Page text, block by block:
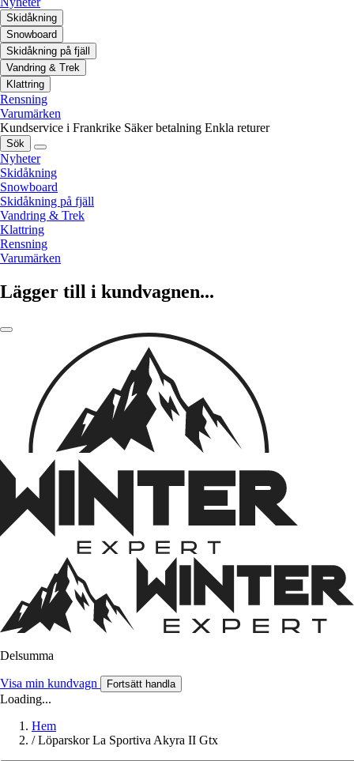
Skidåkning
Snowboard
Skidåkning på fjäll
Vandring & Trek
Klattring
Rensning
Varumärken
Kundservice i Frankrike Säker betalning Enkla returer
Sök
Nyheter
Skidåkning
Snowboard
Skidåkning på fjäll
Vandring & Trek
Klattring
Rensning
Varumärken
Lägger till i kundvagnen...
Delsumma
Visa min kundvagn Fortsätt handla
Loading...
Hem
/ Löparskor La Sportiva Akyra II Gtx